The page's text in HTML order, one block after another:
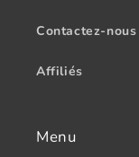
Contactez-nous
Affiliés
Menu